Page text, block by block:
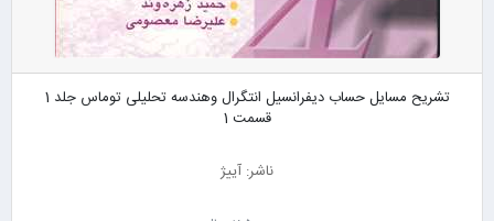
تشریح مسایل حساب دیفرانسیل انتگرال وهندسه تحلیلی توماس جلد 1
قسمت 1
ناشر: آییژ